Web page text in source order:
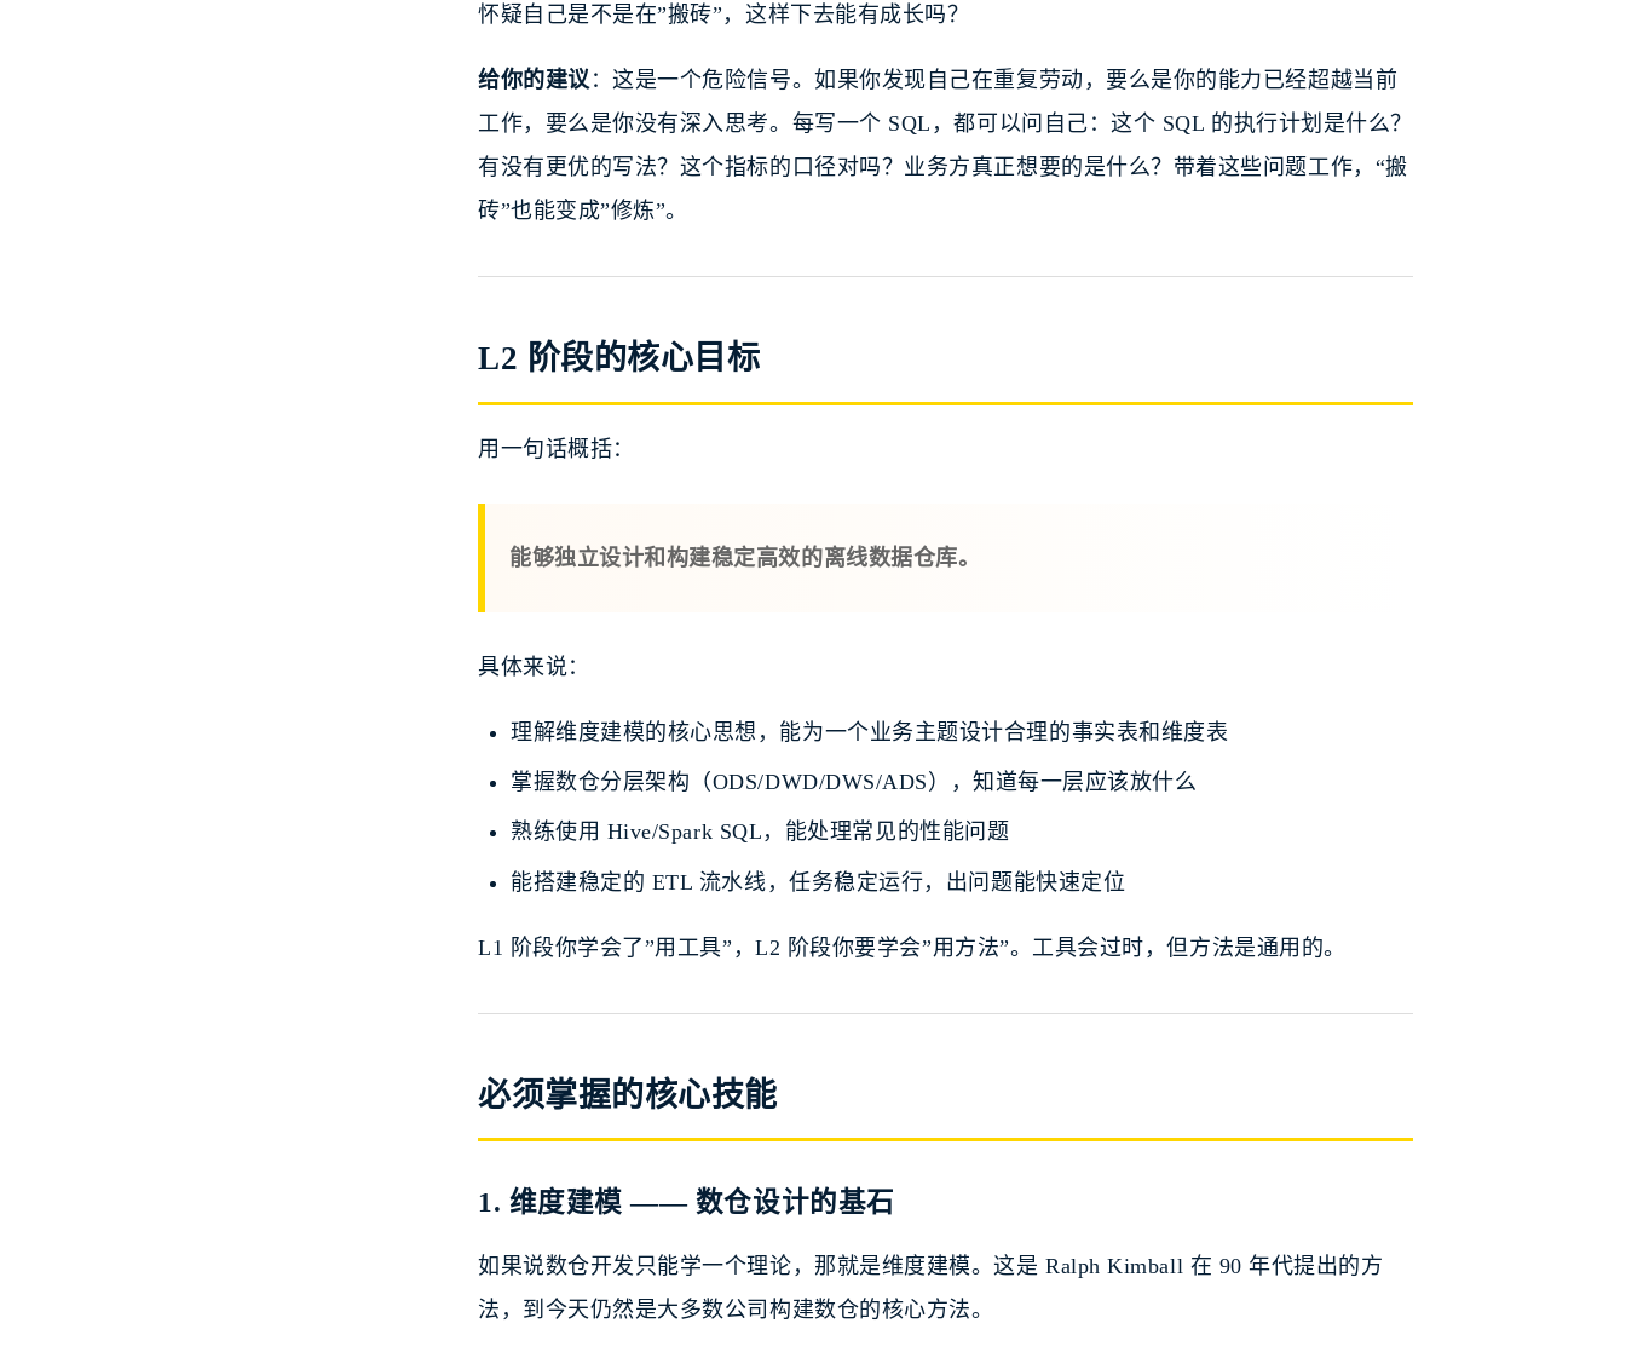
怀疑自己是不是在”搬砖”，这样下去能有成长吗？
给你的建议 ：这是一个危险信号。如果你发现自己在重复劳动，要么是你的能力已经超越当前
工作，要么是你没有深入思考。每写一个 SQL，都可以问自己：这个 SQL 的执行计划是什么？
有没有更优的写法？这个指标的口径对吗？业务方真正想要的是什么？带着这些问题工作，“搬
砖”也能变成”修炼”。
L2 阶段的核心目标
用一句话概括：
能够独立设计和构建稳定高效的离线数据仓库。
具体来说：
理解维度建模的核心思想，能为一个业务主题设计合理的事实表和维度表
掌握数仓分层架构（ODS/DWD/DWS/ADS），知道每一层应该放什么
熟练使用 Hive/Spark SQL，能处理常见的性能问题
能搭建稳定的 ETL 流水线，任务稳定运行，出问题能快速定位
L1 阶段你学会了”用工具”，L2 阶段你要学会”用方法”。工具会过时，但方法是通用的。
必须掌握的核心技能
1. 维度建模 —— 数仓设计的基石
如果说数仓开发只能学一个理论，那就是维度建模。这是 Ralph Kimball 在 90 年代提出的方
法，到今天仍然是大多数公司构建数仓的核心方法。